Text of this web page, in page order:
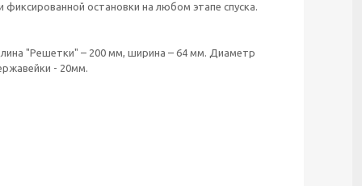
остановки на любом этапе спуска.
"Решетки" – 200 мм, ширина – 64 мм. Диаметр
- 20мм.